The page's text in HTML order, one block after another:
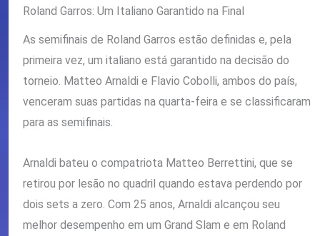
Roland Garros: Um Italiano Garantido na Final
As semifinais de Roland Garros estão definidas e, pela
primeira vez, um italiano está garantido na decisão do
torneio. Matteo Arnaldi e Flavio Cobolli, ambos do país,
venceram suas partidas na quarta-feira e se classificaram
para as semifinais.
Arnaldi bateu o compatriota Matteo Berrettini, que se
retirou por lesão no quadril quando estava perdendo por
dois sets a zero. Com 25 anos, Arnaldi alcançou seu
melhor desempenho em um Grand Slam e em Roland